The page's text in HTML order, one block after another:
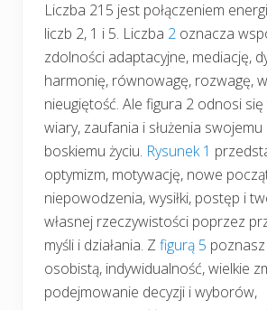
Liczba 215 jest połączeniem
liczb 2, 1 i 5. Liczba 2 oznacza
zdolności adaptacyjne, mediację,
harmonię, równowagę, rozwagę,
nieugiętość. Ale figura 2 odnosi
wiary, zaufania i służenia
boskiemu życiu. Rysunek 1
optymizm, motywację, nowe
niepowodzenia, wysiłki, postęp i
własnej rzeczywistości poprzez
myśli i działania. Zfigurą 5
osobistą, indywidualność, wielkie
podejmowanie decyzji i wyborów,